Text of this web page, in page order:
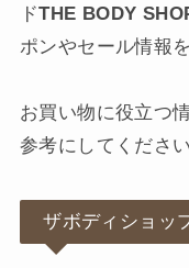
ドTHE BODY
ポンやセール情報
お買い物に役立つ
参考にしてください
ザボディショッ